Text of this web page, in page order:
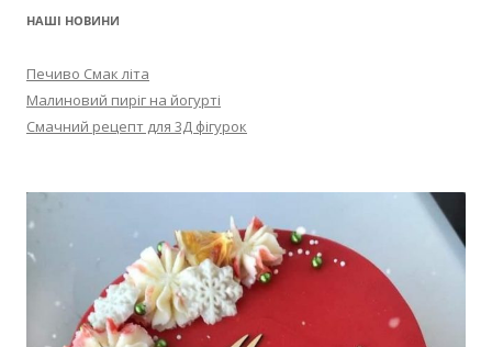
НАШІ НОВИНИ
Печиво Смак літа
Малиновий пиріг на йогурті
Смачний рецепт для 3Д фігурок